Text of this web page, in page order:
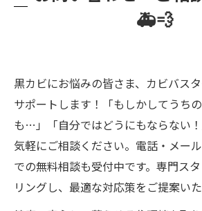
🚑💨
黒カビにお悩みの皆さま、カビバス
サポートします！「もしかしてうち
も…」「自分ではどうにもならない
気軽にご相談ください。電話・メー
での無料相談も受付中です。専門ス
リングし、最適な対応策をご提案いた